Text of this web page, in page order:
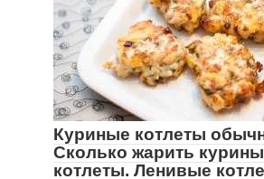
Куриные котлеты
Сколько жарить
котлеты. Ленивые